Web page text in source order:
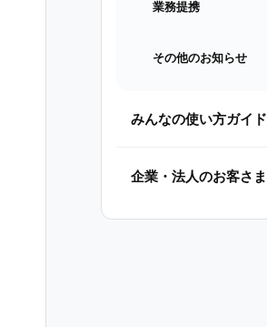
業務提携
その他のお知らせ
みんなの使い方ガイド
企業・法人のお客さま